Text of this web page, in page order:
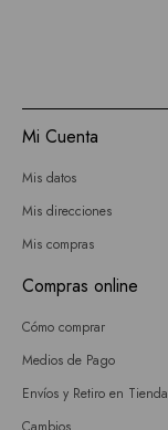
Mi Cuenta
Mis datos
Mis direcciones
Mis compras
Compras online
Cómo comprar
Medios de Pago
Envíos y Retiro en Tienda